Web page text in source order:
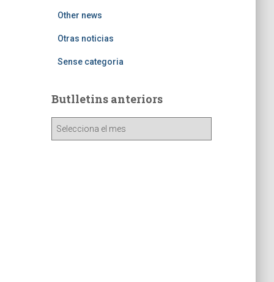
Other news
Otras noticias
Sense categoria
Butlletins anteriors